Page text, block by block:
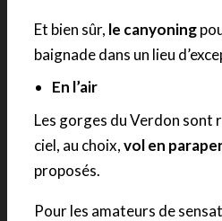
Et bien sûr, le canyoning
baignade dans un lieu
En l’air
Les gorges du Verdon sont
ciel, au choix,vol en
proposés.
Pour les amateurs de